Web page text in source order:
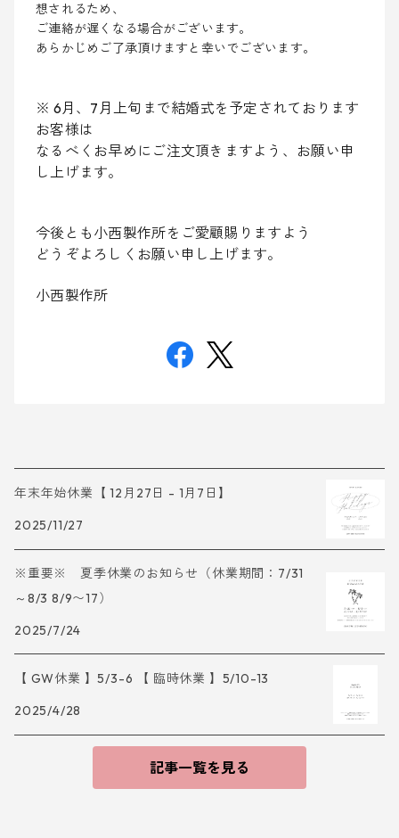
想されるため、
ご連絡が遅くなる場合がございます。
あらかじめご了承頂けますと幸いでございます。
※ 6月、 7 月上旬まで結婚式を予定されております
お客様は
なるべくお早めにご注文頂きますよう、お願い申
し上げます。
今後とも小西製作所をご愛顧賜りますよう
どうぞよろしくお願い申し上げます。
小西製作所
年末年始休業【 12月27日 - 1月7日】
2025/11/27
※重要※ 夏季休業のお知らせ（休業期間：7/31
～8/3 8/9〜17）
2025/7/24
【 GW休業 】5/3-6 【 臨時休業 】5/10-13
2025/4/28
記事一覧を見る